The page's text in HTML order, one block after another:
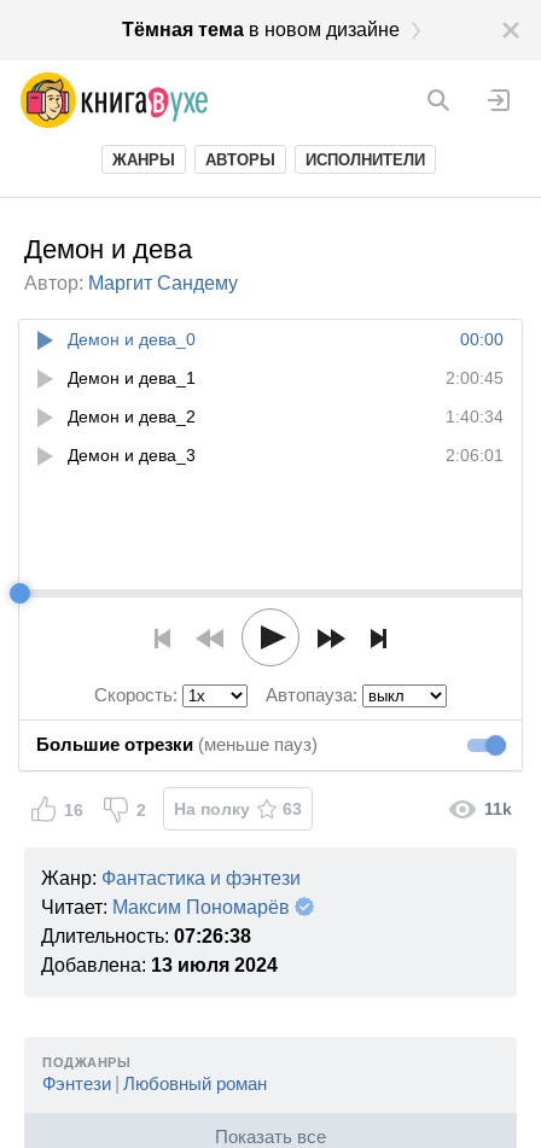
Тёмная темав новом дизайне
ЖАНРЫ АВТОРЫ ИСПОЛНИТЕЛИ
Демон и дева
Автор: Маргит Сандему
00:00
Демон и дева_0
2:00:45
Демон и дева_1
1:40:34
Демон и дева_2
2:06:01
Демон и дева_3
Скорость: Автопауза:
Большие отрезки (меньше пауз)
16 2 На полку 63 11k
Жанр: Фантастика и фэнтези
Читает: Максим Пономарёв
Длительность: 07:26:38
Добавлена: 13 июля 2024
ПОДЖАНРЫ
Фэнтези Любовный роман
Показать все